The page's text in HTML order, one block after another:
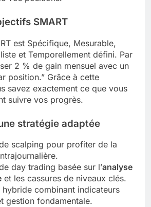
SMART
est Spécifique, Mesurable,
et Temporellement défini. Par
2 % de gain mensuel avec un
position.” Grâce à cette
savez exactement ce que vous
suivre vos progrès.
stratégie adaptée
scalping pour profiter de la
day trading basée sur l’analyse
et les cassures de niveaux clés.
combinant indicateurs
gestion fondamentale.